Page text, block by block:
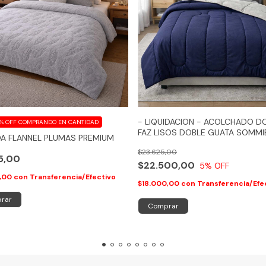
FLANNEL PLUMAS PREMIUM
OFF COMPRANDO EN CANTIDAD
con Transferencia/Efectivo
- LIQUIDACION - ACOLCHADO
FAZ LISOS DOBLE GUATA
$22.500,00
$23.625,00
5% OFF
$18.000,00 con Transferencia/
Comprar